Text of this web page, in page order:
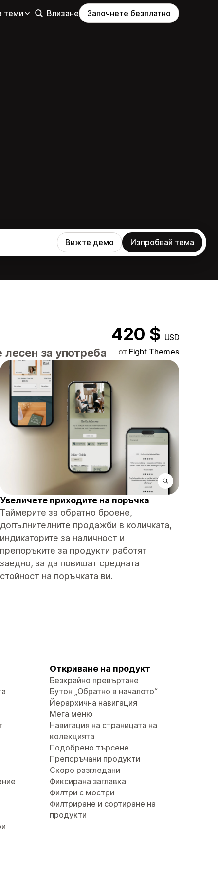
теми Влизане Започнете безплатно
Вижте демо Изпробвай тема
420 $ USD
за употреба от Eight Themes
Увеличете приходите на поръчка
Таймерите за обратно броене,
допълнителните продажби в количката,
индикаторите за наличност и
препоръките за продукти работят
заедно, за да повишат средната
стойност на поръчката ви.
Откриване на продукт
Безкрайно превъртане
Бутон „Обратно в началото“
Йерархична навигация
Мега меню
Навигация на страницата на
колекцията
Подобрено търсене
Препоръчани продукти
Скоро разгледани
Фиксирана заглавка
Филтри с мостри
Филтриране и сортиране на
продукти